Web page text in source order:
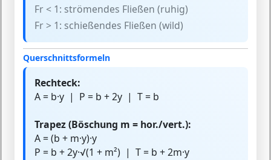
Fr < 1: strömendes Fließen (ruhig)
Fr > 1: schießendes Fließen (wild)
Querschnittsformeln
Rechteck:
A = b·y | P = b + 2y | T = b
Trapez (Böschung m = hor./vert.):
A = (b + m·y)·y
P = b + 2y·√(1 + m²) | T = b + 2m·y